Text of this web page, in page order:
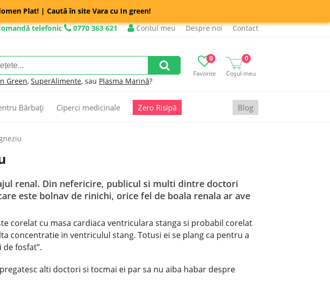
Plat! | Caută în site Vara cu In green!
telefonic 0770 363 621 Contul meu Despre noi Contact
Favorite
0
Coșul meu
0
Green, SuperAlimente, sau Plasma Marină?
Bărbați Ciperci medicinale Zero Risipă Blog
renal. Din nefericire, publicul si multi dintre doctori
este bolnav de rinichi, orice fel de boala renala ar ave
corelat cu masa cardiaca ventriculara stanga si probabil corelat
concentratie in ventriculul stang. Totusi ei se plang ca pentru a
fosfat”.
alti doctori si tocmai ei par sa nu aiba habar despre